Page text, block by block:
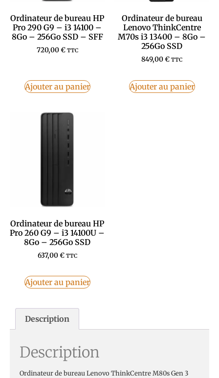
Description
Description
Ordinateur de bureau Lenovo ThinkCentre M80s Gen 3
Ordinateur de bureau HP
Pro 290 G9 – i3 14100 –
8Go – 256Go SSD – SFF
720,00€ TTC
Ajouter au panier
Ordinateur de bureau
Lenovo ThinkCentre
M70s i3 13400 – 8Go –
256Go SSD
849,00€ TTC
Ajouter au panier
Ordinateur de bureau HP
Pro 260 G9 – i3 14100U –
8Go – 256Go SSD
637,00€ TTC
Ajouter au panier